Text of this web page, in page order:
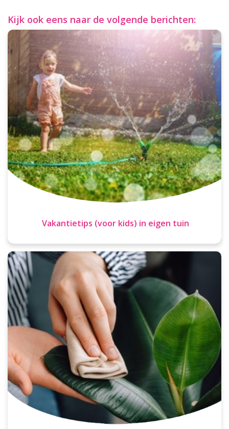
Kijk ook eens naar de volgende berichten:
Vakantietips (voor kids) in eigen tuin